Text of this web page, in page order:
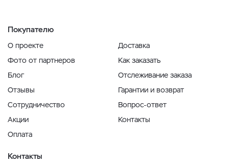
Покупателю
О проекте
Фото от партнеров
Блог
Отзывы
Сотрудничество
Акции
Оплата
Доставка
Как заказать
Отслеживание заказа
Гарантии и возврат
Вопрос-ответ
Контакты
Контакты